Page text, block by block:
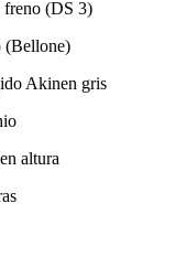
freno (DS 3)
(Bellone)
Akinen gris
altura